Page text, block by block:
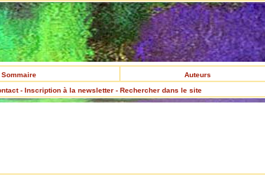
Sommaire
Auteurs
- Inscription à la newsletter - Rechercher dans le site